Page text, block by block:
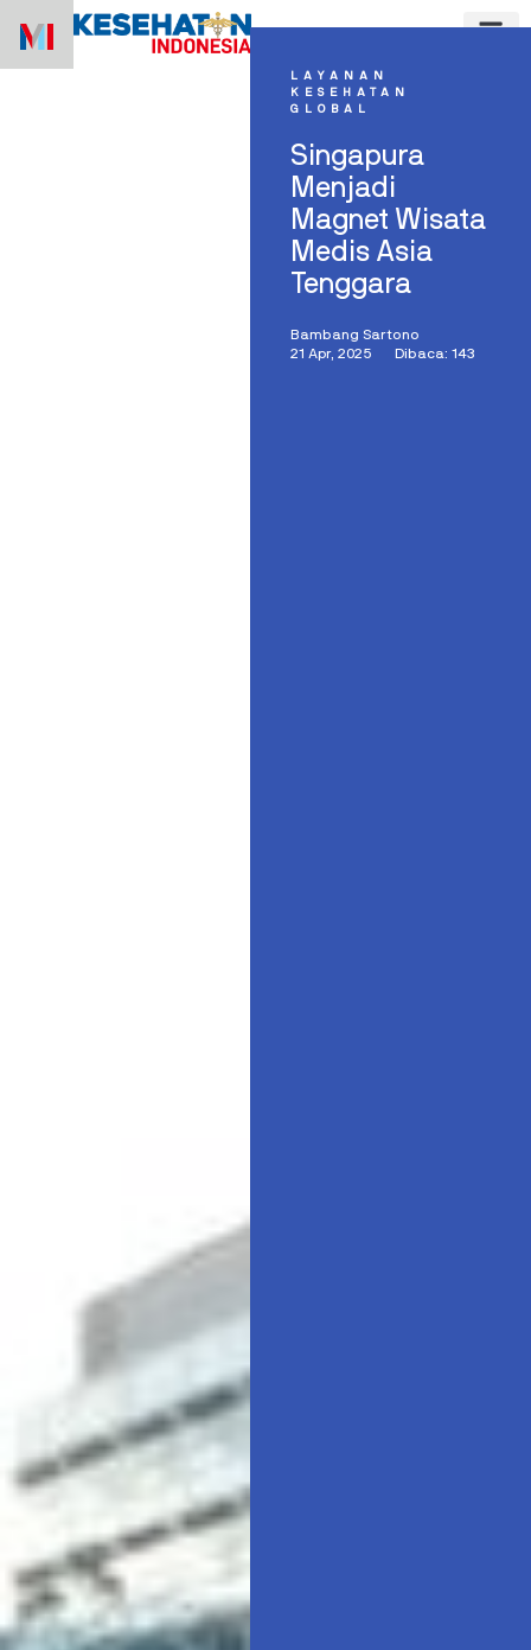
LAYANAN
KESEHATAN
GLOBAL
Singapura
Menjadi
Magnet Wisata
Medis Asia
Tenggara
Bambang Sartono
21 Apr, 2025
Dibaca: 143